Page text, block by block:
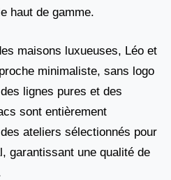
haut de gamme.
maisons luxueuses, Léo et
minimaliste, sans logo
lignes pures et des
sont entièrement
ateliers sélectionnés pour
garantissant une qualité de